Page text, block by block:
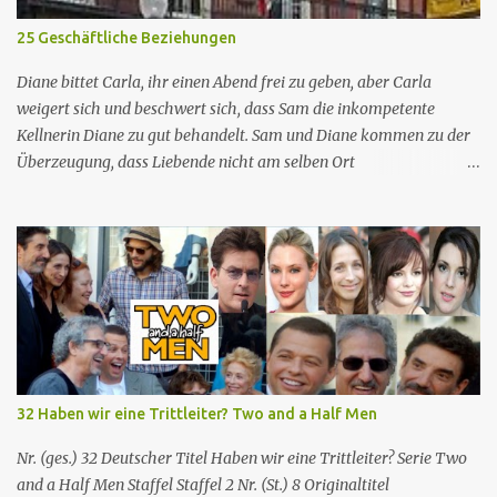
im Mockumentary-Stil, die von Quinta Brunson erdacht wurde 🏫
Eine Gruppe von sehr engagierten Lehrern sowie eine etwas
unbeholfene Schulleiterin versuchen trotz aller herrschenden
Widerstände, an einer öffentlichen ...
25 Geschäftliche Beziehungen
Diane bittet Carla, ihr einen Abend frei zu geben, aber Carla
weigert sich und beschwert sich, dass Sam die inkompetente
Kellnerin Diane zu gut behandelt. Sam und Diane kommen zu der
Überzeugung, dass Liebende nicht am selben Ort
sie lehnt ab, als Mr. Hedges Sam fragt, ob er sie nackt gesehen
habe, woraufhin sie erkennt, dass sie als Sexobjekt und nicht
wegen ihrer Fähigkeiten und Qualifikationen eingestellt wird.
Enttäuscht kehrt Diane zu ihrem Job bei Cheers zurück,
beschuldigt aber Sam, sie aus den gleichen Gründen wie Mr.
Hedges wieder eingestellt zu haben. Sam versichert ihr, dass dies
nicht der Fall ist, und sie ist beschwichtigt. Norm und seine Frau
es stellt sich heraus, dass Vera mit einem anderen Mann
zusammen ist Cheers Folgeninfos: Nr. (ges.) 25 Nr. (St.) 03
32 Haben wir eine Trittleiter? Two and a Half Men
Nr. (ges.) 32 Deutscher Titel Haben wir eine Trittleiter? Serie Two
and a Half Men Staffel Staffel 2 Nr. (St.) 8 Original­titel